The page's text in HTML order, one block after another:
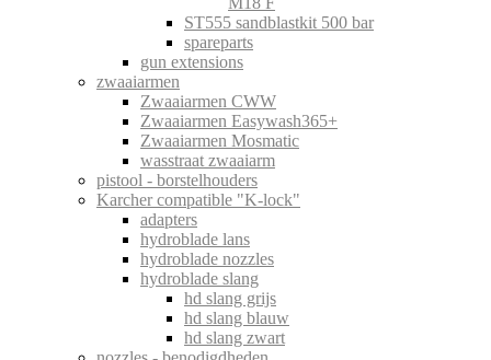
ST555 sandblastkit 500 bar
spareparts
gun extensions
zwaaiarmen
Zwaaiarmen CWW
Zwaaiarmen Easywash365+
Zwaaiarmen Mosmatic
wasstraat zwaaiarm
pistool - borstelhouders
Karcher compatible "K-lock"
adapters
hydroblade lans
hydroblade nozzles
hydroblade slang
hd slang grijs
hd slang blauw
hd slang zwart